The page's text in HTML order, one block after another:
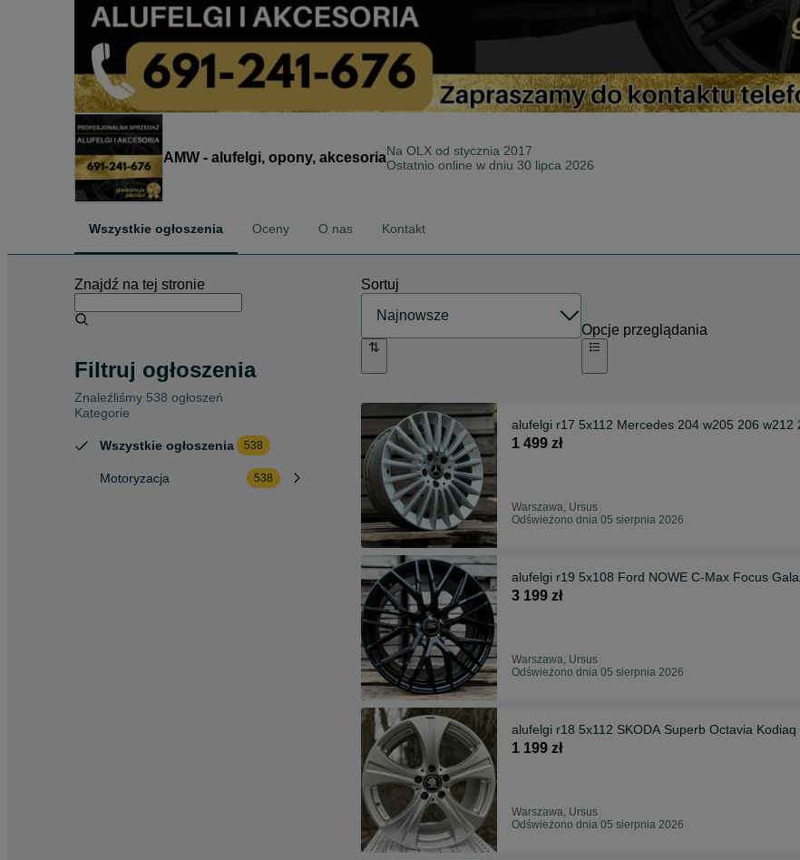
AMW - alufelgi, opony, akcesoriaNa OLX od stycznia 2017
Ostatnio online w dniu 30 lipca 2026
Wszystkie ogłoszenia Oceny O nas Kontakt
Znajdź na tej stronie
Filtruj ogłoszenia
Znaleźliśmy 538 ogłoszeń
Kategorie
Wszystkie ogłoszenia 538
Motoryzacja 538
Sortuj
Opcje przeglądania
alufelgi r17 5x112 Mercedes 204 w205 206 w212
1 499 zł
Warszawa, Ursus
Odświeżono dnia 05 sierpnia 2026
alufelgi r19 5x108 Ford NOWE C-Max Focus
3 199 zł
Warszawa, Ursus
Odświeżono dnia 05 sierpnia 2026
alufelgi r18 5x112 SKODA Superb Octavia
1 199 zł
Warszawa, Ursus
Odświeżono dnia 05 sierpnia 2026